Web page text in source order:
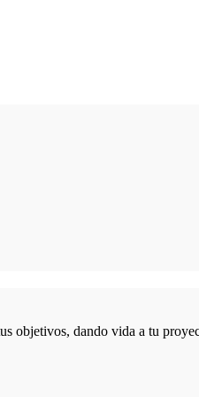
objetivos, dando vida a tu